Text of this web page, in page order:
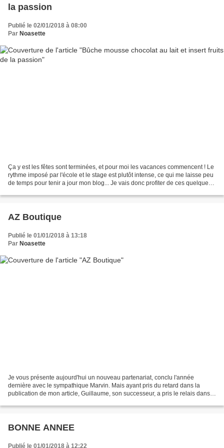
la passion
Publié le 02/01/2018 à 08:00
Par Noasette
Ça y est les fêtes sont terminées, et pour moi les vacances commencent ! Le
rythme imposé par l'école et le stage est plutôt intense, ce qui me laisse peu
de temps pour tenir a jour mon blog... Je vais donc profiter de ces quelques
AZ Boutique
Publié le 01/01/2018 à 13:18
Par Noasette
Je vous présente aujourd'hui un nouveau partenariat, conclu l'année
dernière avec le sympathique Marvin. Mais ayant pris du retard dans la
publication de mon article, Guillaume, son successeur, a pris le relais dans
BONNE ANNEE
Publié le 01/01/2018 à 12:22